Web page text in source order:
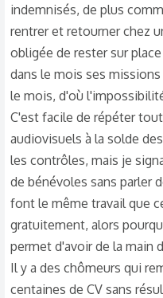
indemnisés, de plus
rentrer et retourner chez
obligée de rester sur
dans le mois ses
le mois, d'où
C'est facile de répéter
audiovisuels à la solde
les contrôles, mais je
de bénévoles sans parler
font le même travail que
gratuitement, alors
permet d'avoir de la main
Il y a des chômeurs qui
centaines de CV sans